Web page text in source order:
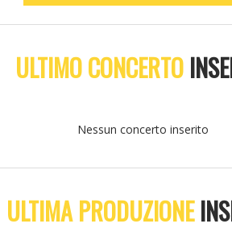
ULTIMO CONCERTO
Nessun concerto inserito
ULTIMA PRODUZIONE